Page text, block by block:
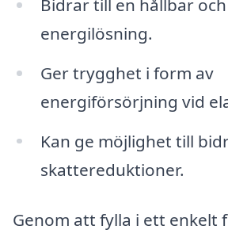
Bidrar till en hållbar
energilösning.
Ger trygghet i form av
energiförsörjning vid
Kan ge möjlighet till
skattereduktioner.
Genom att fylla i ett enkelt